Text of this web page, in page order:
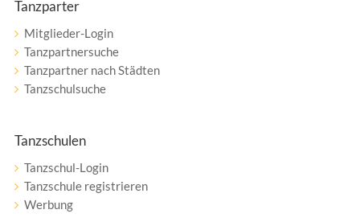
Tanzparter
Mitglieder-Login
Tanzpartnersuche
Tanzpartner nach Städten
Tanzschulsuche
Tanzschulen
Tanzschul-Login
Tanzschule registrieren
Werbung